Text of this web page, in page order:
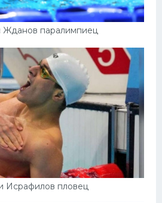
Жданов паралимпиец
Исрафилов пловец